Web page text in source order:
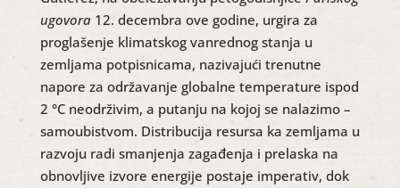
ugovora12. decembra ove godine, urgira za
proglašenje klimatskog vanrednog stanja u
zemljama potpisnicama, nazivajući trenutne
napore za održavanje globalne temperature ispod
2 °C neodrživim, a putanju na kojoj se nalazimo –
samoubistvom. Distribucija resursa ka zemljama u
razvoju radi smanjenja zagađenja i prelaska na
obnovljive izvore energije postaje imperativ, dok